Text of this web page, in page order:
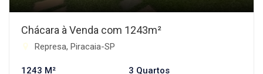
Chácara à Venda com 1243m²
Represa, Piracaia-SP
1243 M² 3 Quartos